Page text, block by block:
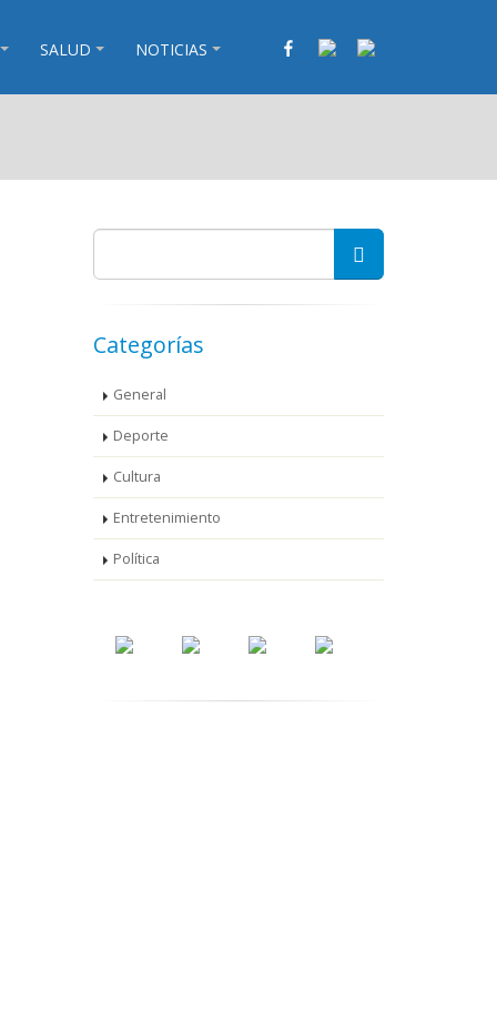
SALUD NOTICIAS
Categorías
General
Deporte
Cultura
Entretenimiento
Política